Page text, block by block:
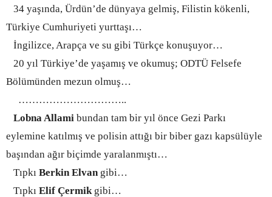
34 yaşında, Ürdün’de dünyaya gelmiş, Filistin kökenli,
Türkiye Cumhuriyeti yurttaşı…
İngilizce, Arapça ve su gibi Türkçe konuşuyor…
20 yıl Türkiye’de yaşamış ve okumuş; ODTÜ Felsefe
Bölümünden mezun olmuş…
…………………………..
Lobna Allami bundan tam bir yıl önce Gezi Parkı
eylemine katılmış ve polisin attığı bir biber gazı kapsülüyle
başından ağır biçimde yaralanmıştı…
Tıpkı Berkin Elvan gibi…
Tıpkı Elif Çermik gibi…